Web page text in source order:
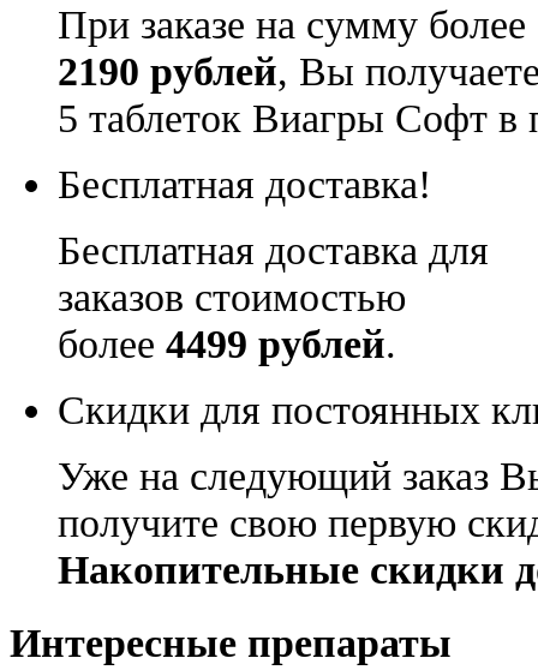
При заказе на сумму более
2190 рублей, Вы
5 таблеток Виагры Софт в
Бесплатная доставка!
Бесплатная доставка для
заказов стоимостью
более 4499 рублей.
Скидки для постоянных
Уже на следующий заказ
получите свою первую
Накопительные скидки
Интересные препараты